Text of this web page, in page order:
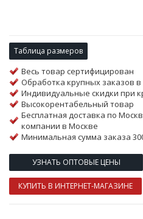
Таблица размеров
Весь товар сертифицирован
Обработка крупных заказов
Индивидуальные скидки при
Высокорентабельный товар
Бесплатная доставка по
компании в Москве
Минимальная сумма заказа
УЗНАТЬ ОПТОВЫЕ ЦЕНЫ
КУПИТЬ В ИНТЕРНЕТ-МАГАЗИНЕ